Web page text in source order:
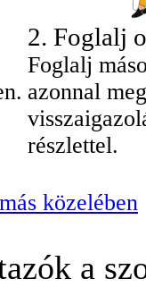
2. Foglalj
Foglalj
azonnal
részlettel.
közelében
a